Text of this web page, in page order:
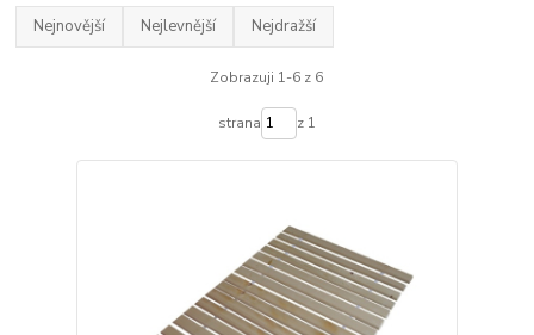
Nejnovější Nejlevnější Nejdražší
Zobrazuji 1-6 z 6
strana z 1